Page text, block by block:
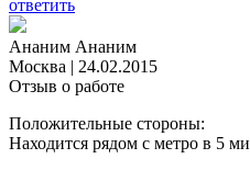
ответить
Ананим Ананим
Москва | 24.02.2015
Отзыв о работе
Положительные стороны:
Находится рядом с метро в 5